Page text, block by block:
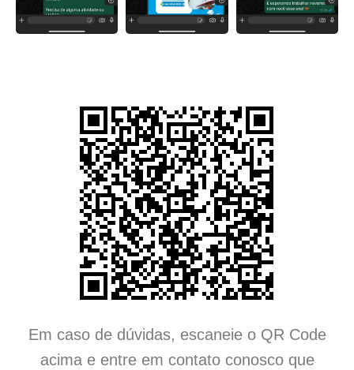
Em caso de dúvidas, escaneie o QR Code
acima e entre em contato conosco que